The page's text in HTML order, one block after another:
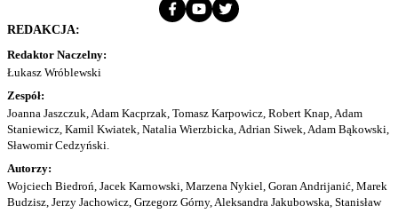
REDAKCJA:
Redaktor Naczelny:
Łukasz Wróblewski
Zespół:
Joanna Jaszczuk, Adam Kacprzak, Tomasz Karpowicz, Robert Knap, Adam
Staniewicz, Kamil Kwiatek, Natalia Wierzbicka, Adrian Siwek, Adam Bąkowski,
Sławomir Cedzyński.
Autorzy:
Wojciech Biedroń, Jacek Karnowski, Marzena Nykiel, Goran Andrijanić, Marek
Budzisz, Jerzy Jachowicz, Grzegorz Górny, Aleksandra Jakubowska, Stanisław